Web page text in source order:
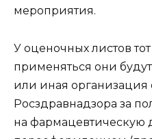
мероприятия.
У оценочных листов
применяться они будут
или иная организация
Росздравнадзора за
на фармацевтическую